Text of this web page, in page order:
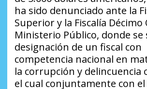
ha sido denunciado ante la
Superior y la Fiscalía
Ministerio Público, donde se
designación de un fiscal con
competencia nacional en
la corrupción y delincuencia
el cual conjuntamente con el